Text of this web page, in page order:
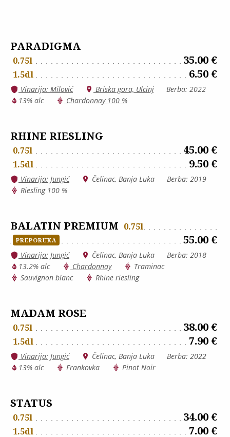
PARADIGMA
0.75l 35.00 €
1.5dl 6.50 €
Vinarija: Milović Briska gora, Ulcinj
Berba: 2022
13% alc
Chardonnay 100 %
RHINE RIESLING
0.75l 45.00 €
1.5dl 9.50 €
Vinarija: Jungić Čelinac, Banja Luka
Berba: 2019
Riesling 100 %
BALATIN PREMIUM 0.75l
PREPORUKA 55.00 €
Vinarija: Jungić Čelinac, Banja Luka
Berba: 2018
13.2% alc
Chardonnay
Traminac
Sauvignon blanc
Rhine riesling
MADAM ROSE
0.75l 38.00 €
1.5dl 7.90 €
Vinarija: Jungić Čelinac, Banja Luka
Berba: 2022
13% alc
Frankovka Pinot Noir
STATUS
0.75l 34.00 €
1.5dl 7.00 €